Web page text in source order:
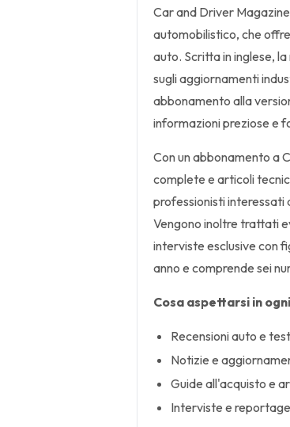
Car and Driver
automobilistico, che
auto. Scritta in inglese,
sugli aggiornamenti
abbonamento alla
informazioni preziose e
Con un abbonamento a
complete e articoli
professionisti interessati
Vengono inoltre trattati
interviste esclusive con
anno e comprende sei
Cosa aspettarsi in
Recensioni auto e
Notizie e
Guide all'acquisto e
Interviste e